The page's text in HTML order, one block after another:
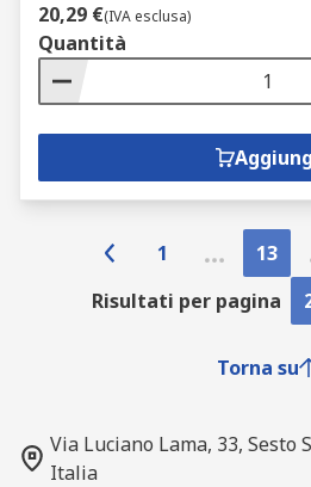
20,29 €(IVA esclusa)
Quantità
1 13
Risultati per pagina
Torna su
Via Luciano Lama, 33, Sesto
Italia